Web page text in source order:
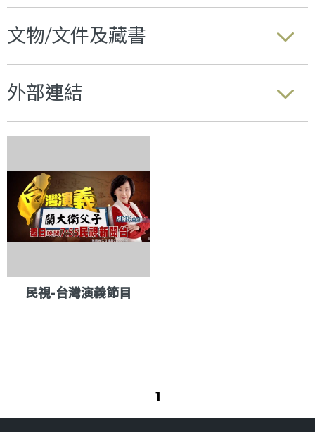
文物/文件及藏書
外部連結
民視-台灣演義節目
1